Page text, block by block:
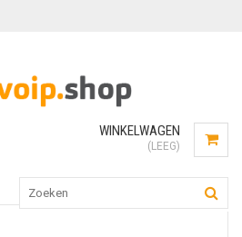
WINKELWAGEN
(LEEG)